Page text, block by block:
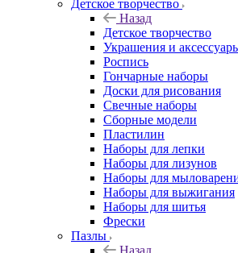
Детское творчество
Назад
Детское творчество
Украшения и
Роспись
Гончарные наборы
Доски для рисования
Свечные наборы
Сборные модели
Пластилин
Наборы для лепки
Наборы для лизунов
Наборы для
Наборы для выжигания
Наборы для шитья
Фрески
Пазлы
Назад